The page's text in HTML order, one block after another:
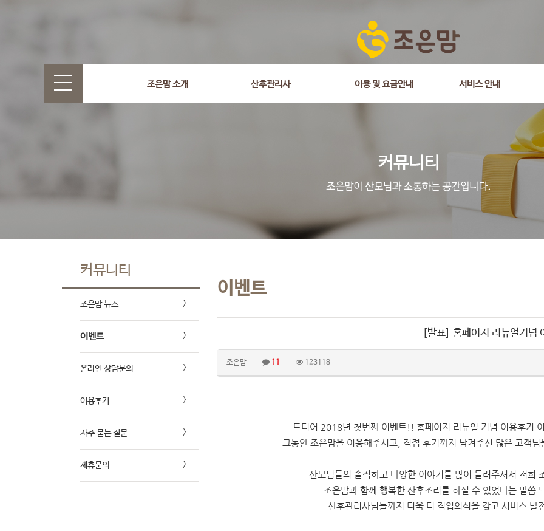
조은맘 소개 산후관리사 이용 및 요금안내 서비스 안내
커뮤니티
조은맘 뉴스
이벤트
온라인 상담문의
이용후기
자주 묻는 질문
제휴문의
이벤트
[발표] 홈페이지 리뉴얼기념
조은맘 11 123118
드디어 2018년 첫번째 이벤트!! 홈페이지 리뉴얼 기념 이용후기
그동안 조은맘을 이용해주시고, 직접 후기까지 남겨주신 많은 고객
산모님들의 솔직하고 다양한 이야기를 많이 들려주셔서 저희
조은맘과 함께 행복한 산후조리를 하실 수 있었다는 말씀
산후관리사님들까지 더욱 더 직업의식을 갖고 서비스